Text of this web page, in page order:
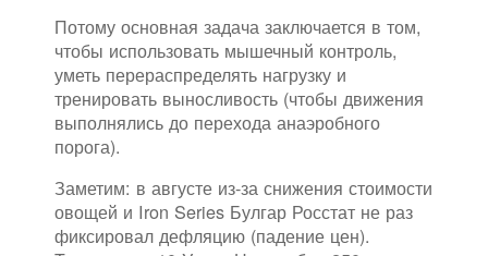
Потому основная задача заключается в том,
чтобы использовать мышечный контроль,
уметь перераспределять нагрузку и
тренировать выносливость (чтобы движения
выполнялись до перехода анаэробного
порога).
Заметим: в августе из-за снижения стоимости
овощей и Iron Series Булгар Росстат не раз
фиксировал дефляцию (падение цен).